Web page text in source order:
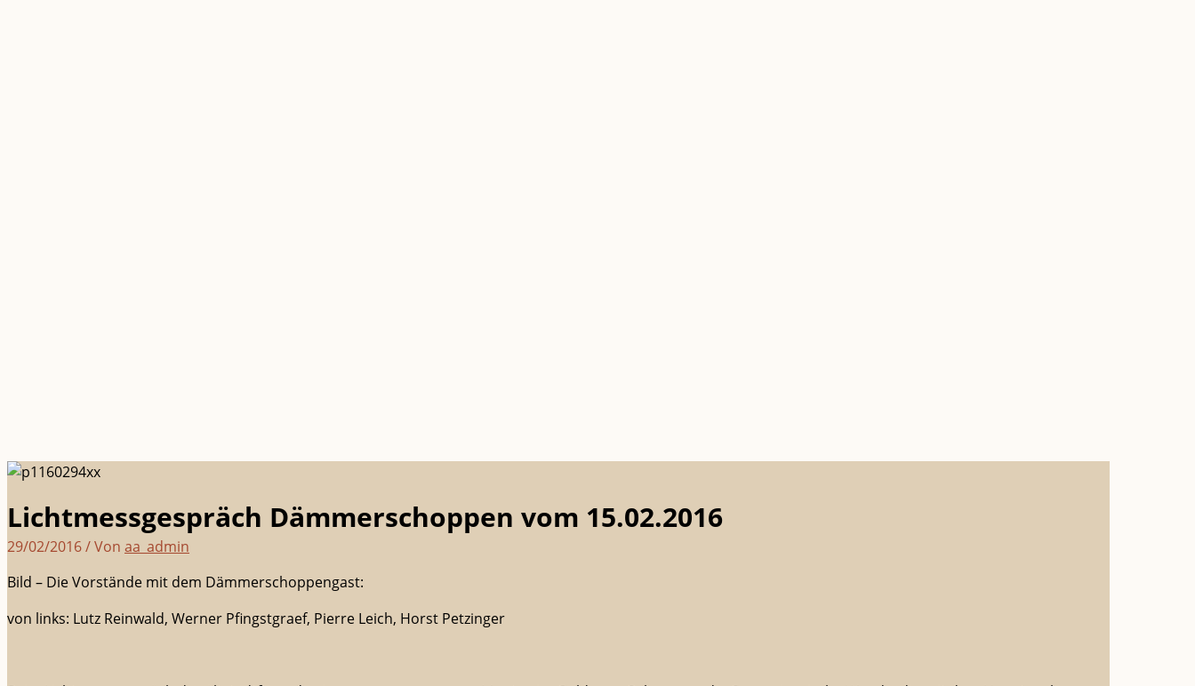
Lichtmessgespräch Dämmerschoppen vom 15.02.2016
29/02/2016/ Von aa_admin
Bild – Die Vorstände mit dem Dämmerschoppengast:
von links: Lutz Reinwald, Werner Pfingstgraef, Pierre Leich, Horst Petzinger